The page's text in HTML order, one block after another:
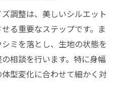
調整は、美しいシルエット
る重要なステップです。ま
ミを落とし、生地の状態を
相談を行います。特に身幅
型変化に合わせて細かく対